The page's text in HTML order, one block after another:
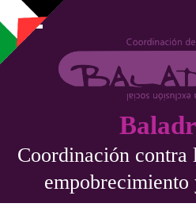
Pasar al contenido principal
Coordinación contra